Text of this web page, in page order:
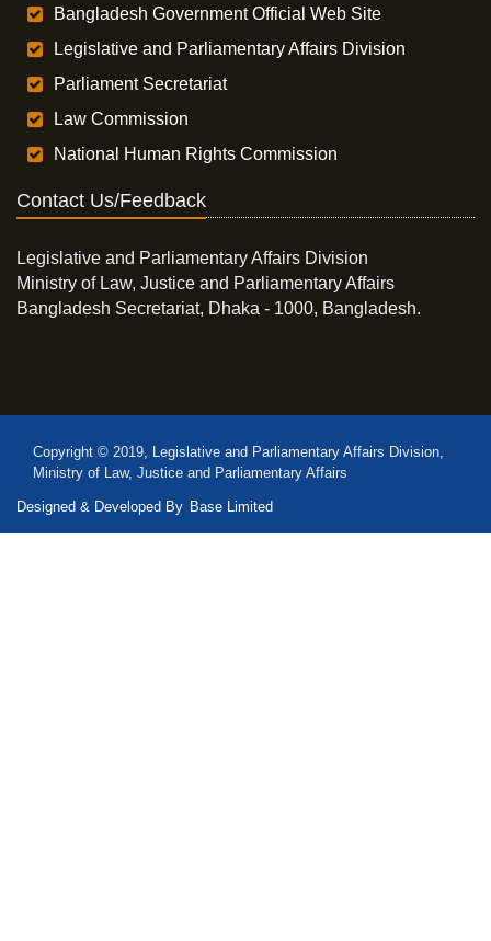
Bangladesh Government Official Web Site
Legislative and Parliamentary Affairs Division
Parliament Secretariat
Law Commission
National Human Rights Commission
Contact Us/Feedback
Legislative and Parliamentary Affairs Division
Ministry of Law, Justice and Parliamentary Affairs
Bangladesh Secretariat, Dhaka - 1000, Bangladesh.
Copyright © 2019, Legislative and Parliamentary Affairs Division,
Ministry of Law, Justice and Parliamentary Affairs
Designed & Developed By Base Limited